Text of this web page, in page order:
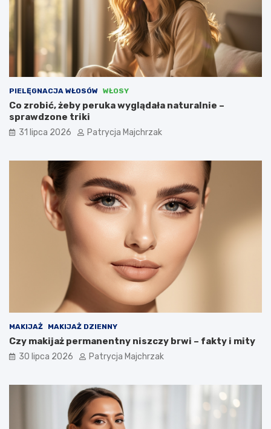
PIELĘGNACJA WŁOSÓW WŁOSY
Co zrobić, żeby peruka wyglądała naturalnie –
sprawdzone triki
31 lipca 2026 Patrycja Majchrzak
MAKIJAŻ MAKIJAŻ DZIENNY
Czy makijaż permanentny niszczy brwi – fakty i mity
30 lipca 2026 Patrycja Majchrzak